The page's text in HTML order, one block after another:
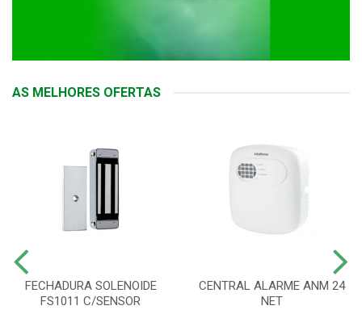
AS MELHORES OFERTAS
FECHADURA SOLENOIDE
FS1011 C/SENSOR
CENTRAL ALARME ANM 24
NET